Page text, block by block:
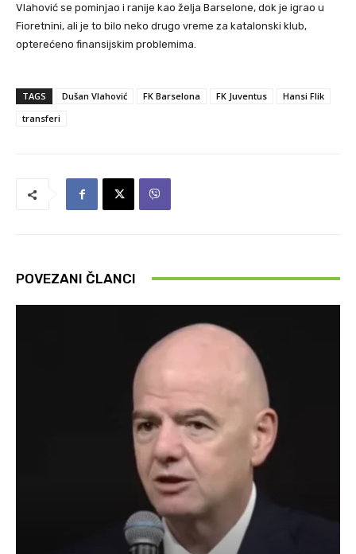
Vlahović se pominjao i ranije kao želja Barselone, dok je igrao u
Fioretnini, ali je to bilo neko drugo vreme za katalonski klub,
opterećeno finansijskim problemima.
TAGS Dušan Vlahović FK Barselona FK Juventus
Hansi Flik
transferi
POVEZANI ČLANCI